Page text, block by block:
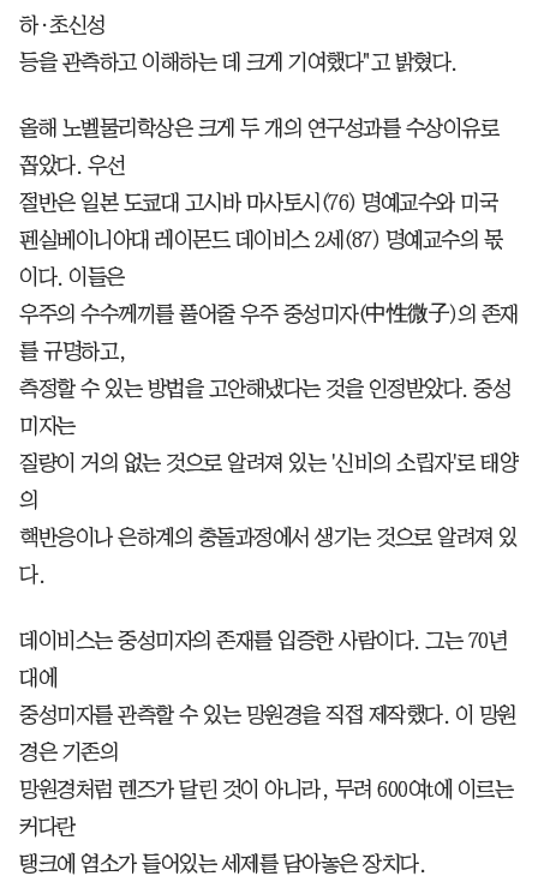
하·초신성
등을 관측하고 이해하는 데 크게 기여했다"고 밝혔다.
올해 노벨물리학상은 크게 두 개의 연구성과를 수상이유로
꼽았다. 우선
절반은 일본 도쿄대 고시바 마사토시(76) 명예교수와 미국
펜실베이니아대 레이몬드 데이비스 2세(87) 명예교수의 몫
이다. 이들은
우주의 수수께끼를 풀어줄 우주 중성미자(中性微子)의 존재
를 규명하고,
측정할 수 있는 방법을 고안해냈다는 것을 인정받았다. 중성
미자는
질량이 거의 없는 것으로 알려져 있는 '신비의 소립자'로 태양
의
핵반응이나 은하계의 충돌과정에서 생기는 것으로 알려져 있
다.
데이비스는 중성미자의 존재를 입증한 사람이다. 그는 70년
대에
중성미자를 관측할 수 있는 망원경을 직접 제작했다. 이 망원
경은 기존의
망원경처럼 렌즈가 달린 것이 아니라, 무려 600여t에 이르는
커다란
탱크에 염소가 들어있는 세제를 담아놓은 장치다.